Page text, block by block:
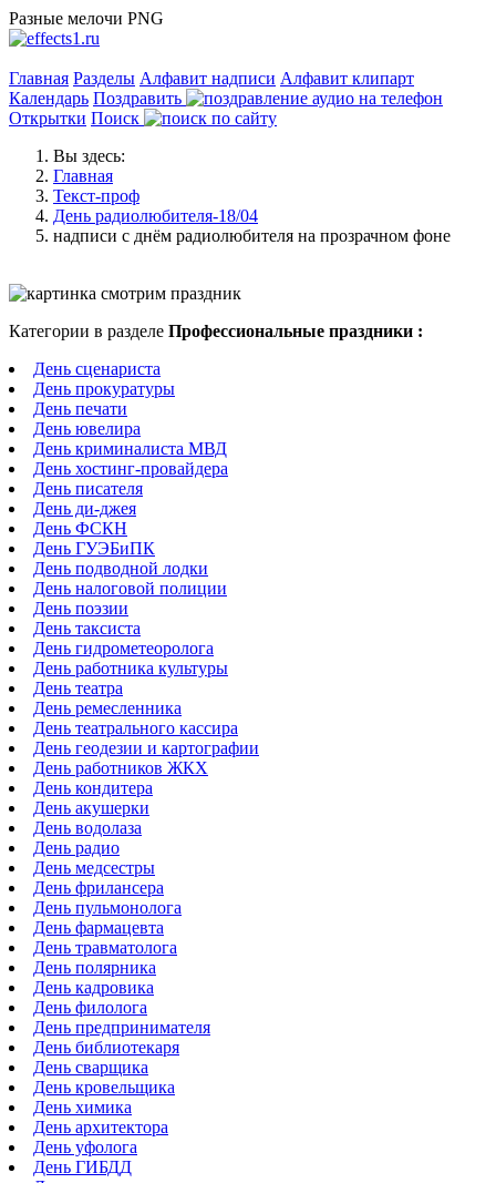
Разные мелочи PNG
Главная Разделы Алфавит надписи Алфавит клипарт
Календарь Поздравить
Открытки Поиск
Вы здесь:
Главная
Текст-проф
День радиолюбителя-18/04
надписи с днём радиолюбителя на прозрачном фоне
Категории в разделе Профессиональные праздники :
День сценариста
День прокуратуры
День печати
День ювелира
День криминалиста МВД
День хостинг-провайдера
День писателя
День ди-джея
День ФСКН
День ГУЭБиПК
День подводной лодки
День налоговой полиции
День поэзии
День таксиста
День гидрометеоролога
День работника культуры
День театра
День ремесленника
День театрального кассира
День геодезии и картографии
День работников ЖКХ
День кондитера
День акушерки
День водолаза
День радио
День медсестры
День фрилансера
День пульмонолога
День фармацевта
День травматолога
День полярника
День кадровика
День филолога
День предпринимателя
День библиотекаря
День сварщика
День кровельщика
День химика
День архитектора
День уфолога
День ГИБДД